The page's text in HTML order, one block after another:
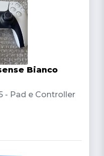
Bianco
- Pad e Controller